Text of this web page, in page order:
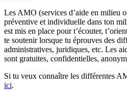
Les AMO (services d’aide en milieu
préventive et individuelle dans ton
est mis en place pour t’écouter,
te soutenir lorsque tu éprouves des
administratives, juridiques, etc. Les
sont gratuites, confidentielles,
Si tu veux connaître les différentes
ici.